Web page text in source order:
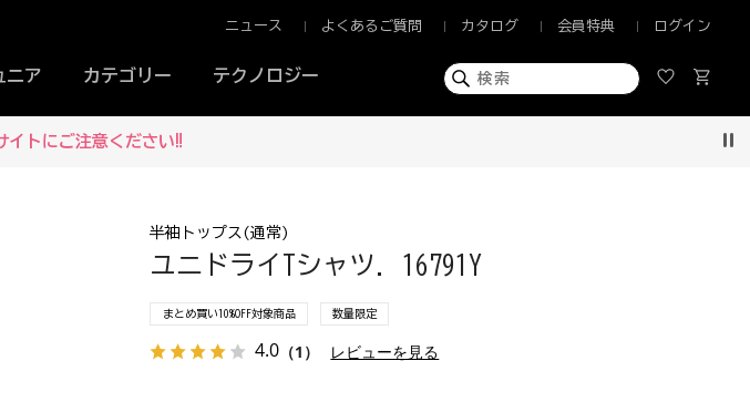
ニア カテゴリー テクノロジー
ニュース よくあるご質問 カタログ 会員特典 ログイン
イトにご注意ください‼
半袖トップス(通常)
ユニドライTシャツ. 16791Y
まとめ買い10%OFF対象商品 数量限定
4.0 （1） レビューを見る